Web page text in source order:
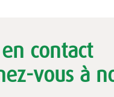
contact
vous à